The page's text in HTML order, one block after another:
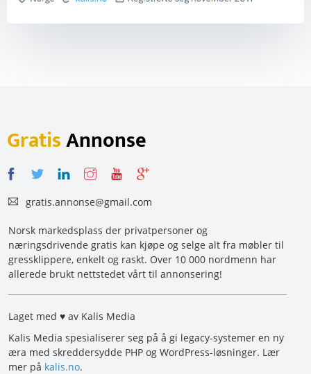
GratisAnnonse
gratis.annonse@gmail.com
Norsk markedsplass der privatpersoner og
næringsdrivende gratis kan kjøpe og selge alt fra møbler til
gressklippere, enkelt og raskt. Over 10 000 nordmenn har
allerede brukt nettstedet vårt til annonsering!
Laget med ♥ av Kalis Media
Kalis Media spesialiserer seg på å gi legacy-systemer en ny
æra med skreddersydde PHP og WordPress-løsninger. Lær
mer på kalis.no.